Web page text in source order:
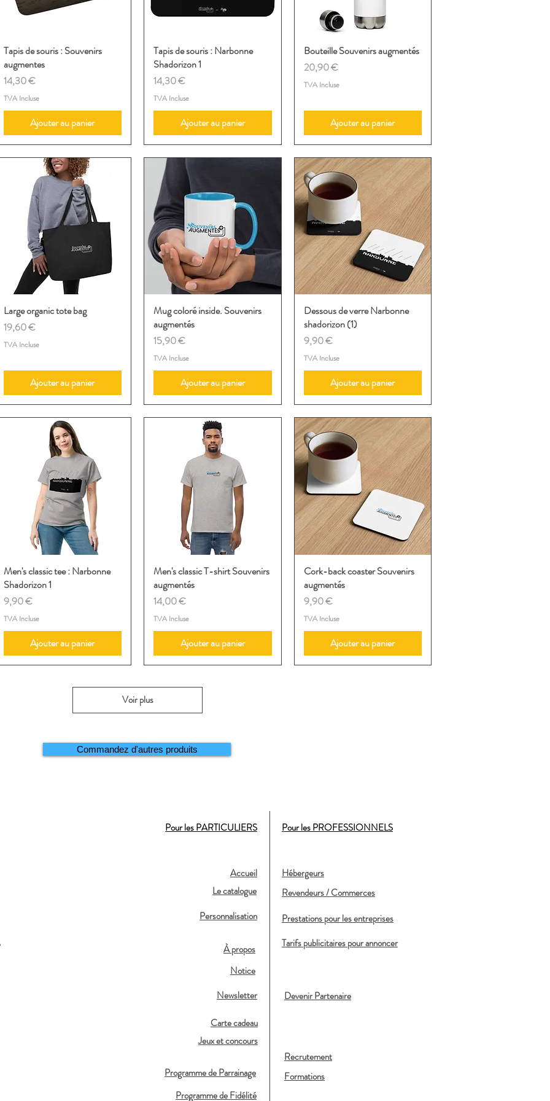
Aperçu rapide
Tapis de souris : Souvenirs
augmentes
Prix
14,30 €
TVA Incluse
Ajouter au panier
Aperçu rapide
Tapis de souris : Narbonne
Shadorizon 1
Prix
14,30 €
TVA Incluse
Ajouter au panier
Aperçu rapide
Bouteille Souvenirs augmentés
Prix
20,90 €
TVA Incluse
Ajouter au panier
Aperçu rapide
Large organic tote bag
Prix
19,60 €
TVA Incluse
Ajouter au panier
Aperçu rapide
Mug coloré inside. Souvenirs
augmentés
Prix
15,90 €
TVA Incluse
Ajouter au panier
Aperçu rapide
Dessous de verre Narbonne
shadorizon (1)
Prix
9,90 €
TVA Incluse
Ajouter au panier
Aperçu rapide
Men's classic tee : Narbonne
Shadorizon 1
Prix
9,90 €
TVA Incluse
Ajouter au panier
Aperçu rapide
Men's classic T-shirt Souvenirs
augmentés
Prix
14,00 €
TVA Incluse
Ajouter au panier
Aperçu rapide
Cork-back coaster Souvenirs
augmentés
Prix
9,90 €
TVA Incluse
Ajouter au panier
Voir plus
Commandez d'autres produits
Pour les PARTICULIERS Pour les PROFESSIONNELS
Accueil
Le catalogue
Hébergeurs
Revendeurs / Commerces
Personnalisation
À propos
Prestations pour les entreprises
Tarifs publicitaires pour annoncer
Notice
Newsletter
Devenir Partenaire
Carte cadeau
Jeux et concours
Recrutement
Programme de Parrainage
Formations
Programme de Fidélité